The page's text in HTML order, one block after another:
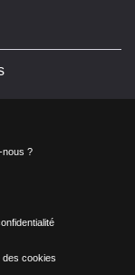
nous ?
des cookies